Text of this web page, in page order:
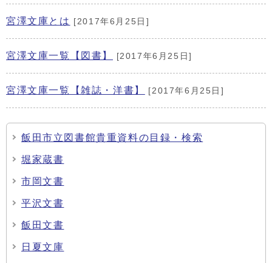
宮澤文庫とは [2017年6月25日]
宮澤文庫一覧【図書】 [2017年6月25日]
宮澤文庫一覧【雑誌・洋書】 [2017年6月25日]
飯田市立図書館貴重資料の目録・検索
堀家蔵書
市岡文書
平沢文書
飯田文書
日夏文庫